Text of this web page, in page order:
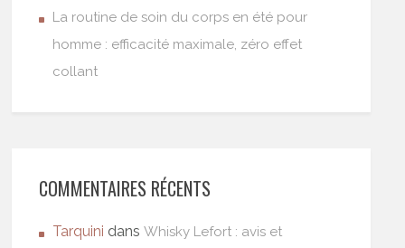
La routine de soin du corps en été pour
homme : efficacité maximale, zéro effet
collant
COMMENTAIRES RÉCENTS
Tarquini dansWhisky Lefort : avis et